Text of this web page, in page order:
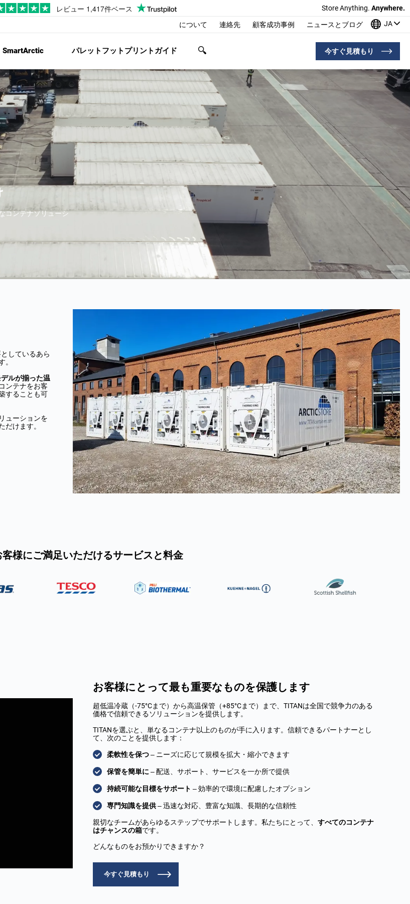
Store Anything. Anywhere.
について 連絡先 顧客成功事例 ニュースとブログ JA
SmartArctic パレットフットプリントガイド 今すぐ見積もり
コンテナソリューシ
しているあら
。
ルが揃った温
ンテナをお客
することも可
ューションを
だけます。
様にご満足いただけるサービスと料金
お客様にとって最も重要なものを保護します
超低温冷蔵（-75°Cまで）から高温保管（+85°Cまで）まで、TITANは全国で競争力のある
価格で信頼できるソリューションを提供します。
TITANを選ぶと、単なるコンテナ以上のものが手に入ります。信頼できるパートナーとし
て、次のことを提供します：
柔軟性を保つ– ニーズに応じて規模を拡大・縮小できます
保管を簡単に – 配送、サポート、サービスを一か所で提供
持続可能な目標をサポート – 効率的で環境に配慮したオプション
専門知識を提供– 迅速な対応、豊富な知識、長期的な信頼性
親切なチームがあらゆるステップでサポートします。私たちにとって、 すべてのコンテナ
はチャンスの箱です。
どんなものをお預かりできますか？
今すぐ見積もり